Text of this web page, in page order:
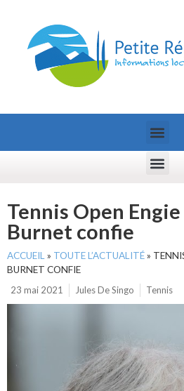
Tennis Open
Burnet confie
ACCUEIL » TOUTE L’ACTUALITÉ»
BURNET CONFIE
23 mai 2021
Jules De Singo Tennis